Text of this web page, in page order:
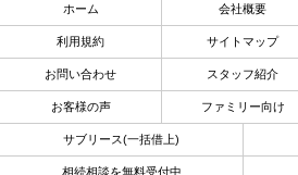
ホーム 会社概要
利用規約 サイトマップ
お問い合わせ スタッフ紹介
お客様の声 ファミリー向け
サブリース(一括借上)
相続相談を無料受付中